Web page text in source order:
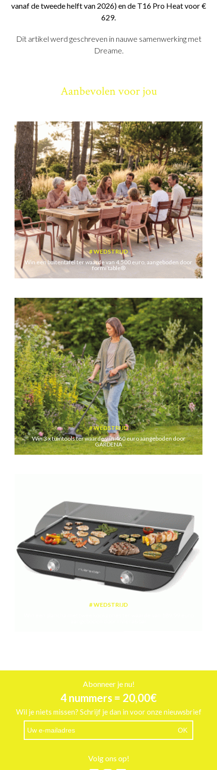
vanaf de tweede helft van 2026) en de T16 Pro Heat voor €
629.
Dit artikel werd geschreven in nauwe samenwerking met
Dreame.
Aanbevolen voor jou
WEDSTRIJD
Win een buitentafel ter waarde van 4.500 euro, aangeboden door
formi’table®
WEDSTRIJD
Win 3 x tuintools ter waarde van 460 euro aangeboden door
GARDENA
WEDSTRIJD
Abonneer je nu!
4 nummers = 20,00€
Wil je niets missen? Schrijf je dan in voor onze nieuwsbrief
Volg ons op!